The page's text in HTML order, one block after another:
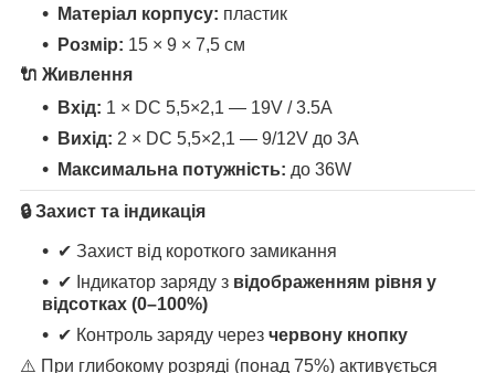
Матеріал корпусу: пластик
Розмір: 15 × 9 × 7,5 см
🔌 Живлення
Вхід: 1 × DC 5,5×2,1 — 19V / 3.5A
Вихід: 2 × DC 5,5×2,1 — 9/12V до 3A
Максимальна потужність: до 36W
🔒 Захист та індикація
✔ Захист від короткого замикання
✔ Індикатор заряду з відображенням рівня у
відсотках (0–100%)
✔ Контроль заряду через червону кнопку
⚠️ При глибокому розряді (понад 75%) активується